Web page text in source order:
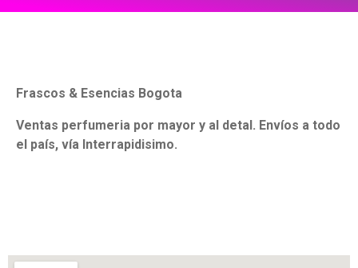
Frascos & Esencias Bogota
Ventas perfumeria por mayor y al detal. Envíos a todo
el país, vía Interrapidisimo.